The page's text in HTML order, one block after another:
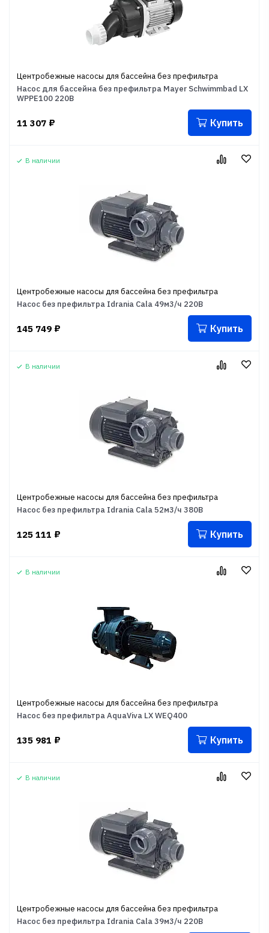
Центробежные насосы для бассейна без префильтра
Насос для бассейна без префильтра Mayer Schwimmbad LX
WPPE100 220В
11 307 ₽ Купить
В наличии
Центробежные насосы для бассейна без префильтра
Насос без префильтра Idrania Cala 49м3/ч 220В
145 749 ₽ Купить
В наличии
Центробежные насосы для бассейна без префильтра
Насос без префильтра Idrania Cala 52м3/ч 380В
125 111 ₽ Купить
В наличии
Центробежные насосы для бассейна без префильтра
Насос без префильтра AquaViva LX WEQ400
135 981 ₽ Купить
В наличии
Центробежные насосы для бассейна без префильтра
Насос без префильтра Idrania Cala 39м3/ч 220В